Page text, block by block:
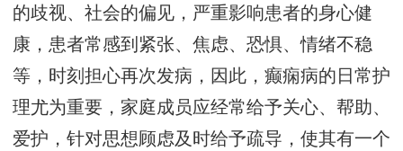
的歧视、社会的偏见，严重影响患者的身心健
康，患者常感到紧张、焦虑、恐惧、情绪不稳
等，时刻担心再次发病，因此，癫痫病的日常护
理尤为重要，家庭成员应经常给予关心、帮助、
爱护，针对思想顾虑及时给予疏导，使其有一个